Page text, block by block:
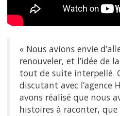
« Nous avions envie
renouveler, et l’idée de
tout de suite interpellé.
discutant avec l’agence
avons réalisé que nous
histoires à raconter, que